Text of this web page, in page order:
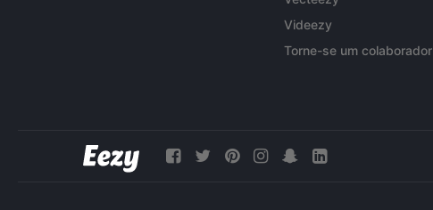
Videezy
Torne-se um colaborador